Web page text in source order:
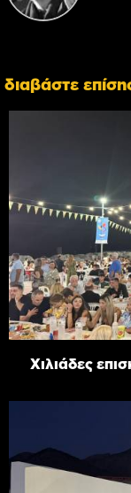
διαβάστε
Χιλιάδες